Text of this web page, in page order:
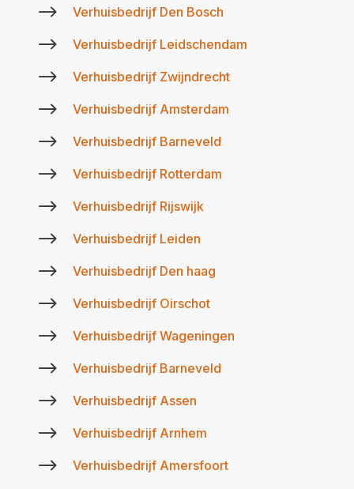
$ Verhuisbedrijf Den Bosch
$ Verhuisbedrijf Leidschendam
$ Verhuisbedrijf Zwijndrecht
$ Verhuisbedrijf Amsterdam
$ Verhuisbedrijf Barneveld
$ Verhuisbedrijf Rotterdam
$ Verhuisbedrijf Rijswijk
$ Verhuisbedrijf Leiden
$ Verhuisbedrijf Den haag
$ Verhuisbedrijf Oirschot
$ Verhuisbedrijf Wageningen
$ Verhuisbedrijf Barneveld
$ Verhuisbedrijf Assen
$ Verhuisbedrijf Arnhem
$ Verhuisbedrijf Amersfoort